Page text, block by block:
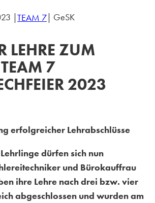
|TEAM 7| GeSK
LEHRE ZUM
7
2023
erfolgreicher Lehrabschlüsse
dürfen sich nun
und Bürokauffrau
ihre Lehre nach drei bzw. vier
abgeschlossen und wurden am